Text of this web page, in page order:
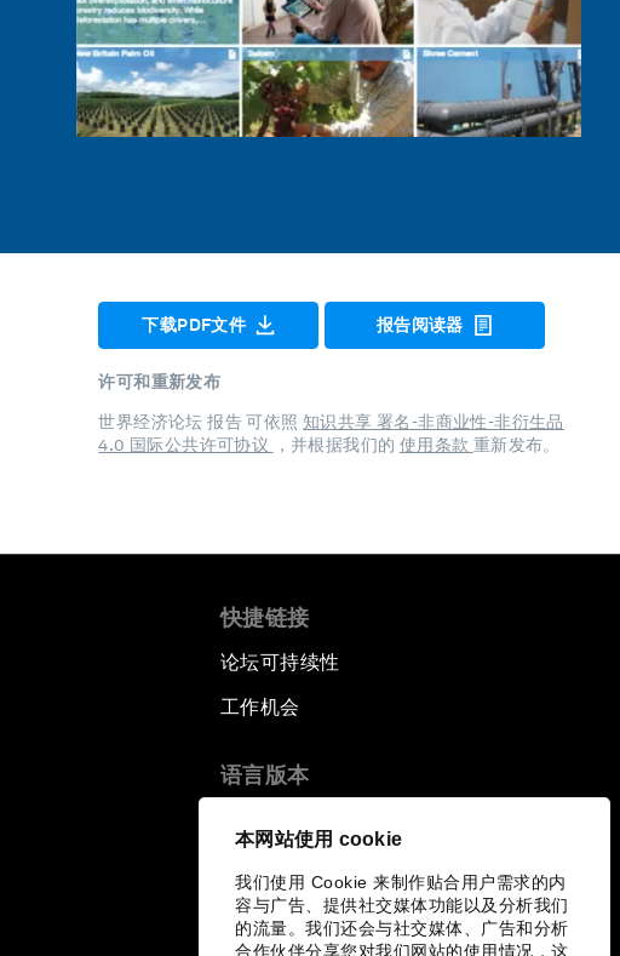
本网站使用 cookie
我们使用 Cookie 来制作贴合用户需求的内
容与广告、提供社交媒体功能以及分析我们
的流量。我们还会与社交媒体、广告和分析
合作伙伴分享您对我们网站的使用情况，这
下载PDF文件 报告阅读器
许可和重新发布
世界经济论坛 报告 可依照 知识共享 署名-非商业性-非衍生品
4.0 国际公共许可协议
，并根据我们的 使用条款 重新发布。
快捷链接
论坛可持续性
工作机会
语言版本